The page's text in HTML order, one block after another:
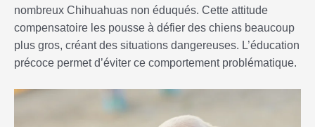
nombreux Chihuahuas non éduqués. Cette attitude
compensatoire les pousse à défier des chiens beaucoup
plus gros, créant des situations dangereuses. L’éducation
précoce permet d’éviter ce comportement problématique.